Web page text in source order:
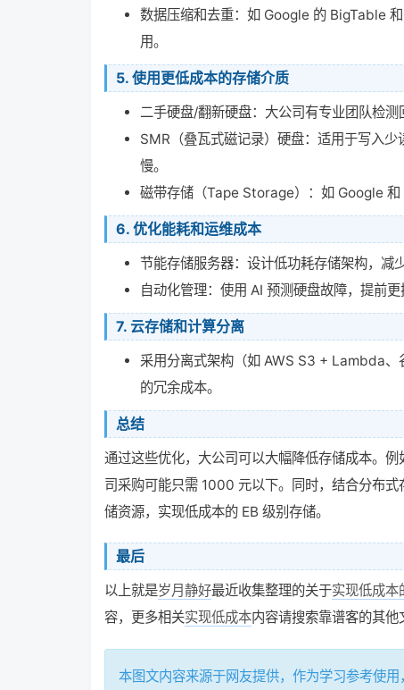
数据压缩和去重：如 Google 的 BigTable
用。
5. 使用更低成本的存储介质
二手硬盘/翻新硬盘：大公司有专业团队检测
SMR（叠瓦式磁记录）硬盘：适用于写入
慢。
磁带存储（Tape Storage）：如 Google 和
6. 优化能耗和运维成本
节能存储服务器：设计低功耗存储架构，减
自动化管理：使用 AI 预测硬盘故障，提前更
7. 云存储和计算分离
采用分离式架构（如 AWS S3 + Lambda
的冗余成本。
总结
通过这些优化，大公司可以大幅降低存储成本。
司采购可能只需 1000 元以下。同时，结合分布
储资源，实现低成本的 EB 级别存储。
最后
以上就是岁月静好最近收集整理的关于实现低成本
容，更多相关实现低成本内容请搜索靠谱客的其他
本图文内容来源于网友提供，作为学习参考使